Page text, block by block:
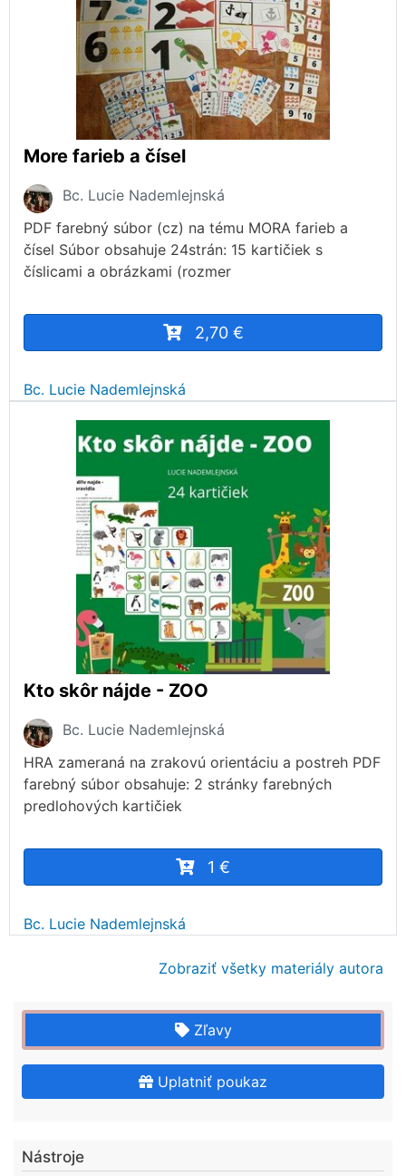
More farieb a čísel
Bc. Lucie Nademlejnská
PDF farebný súbor (cz) na tému MORA farieb a
čísel Súbor obsahuje 24strán: 15 kartičiek s
číslicami a obrázkami (rozmer
2,70 €
Bc. Lucie Nademlejnská
Kto skôr nájde - ZOO
Bc. Lucie Nademlejnská
HRA zameraná na zrakovú orientáciu a postreh PDF
farebný súbor obsahuje: 2 stránky farebných
predlohových kartičiek
1 €
Bc. Lucie Nademlejnská
Zobraziť všetky materiály autora
Zľavy
Uplatniť poukaz
Nástroje